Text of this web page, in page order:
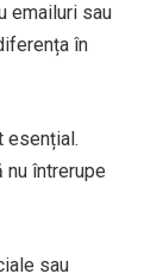
emailuri sau
în
esențial.
întrerupe
sau